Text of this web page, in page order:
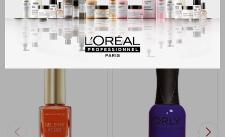
Productos que te pueden interesar